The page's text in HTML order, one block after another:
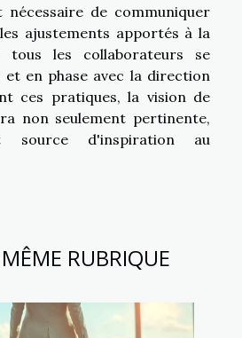
nécessaire de communiquer
ajustements apportés à la
tous les collaborateurs se
et en phase avec la direction
ces pratiques, la vision de
non seulement pertinente,
source d'inspiration au
RUBRIQUE